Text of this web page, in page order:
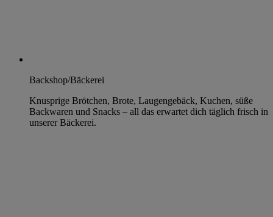
Backshop/Bäckerei
Knusprige Brötchen, Brote, Laugengebäck, Kuchen, süße
Backwaren und Snacks – all das erwartet dich täglich frisch in
unserer Bäckerei.